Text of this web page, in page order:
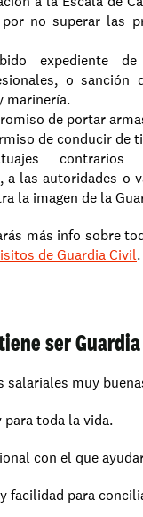
no superar las
expediente
o sanción
marinería.
de portar
de conducir de
a las autoridades o
la imagen de la
más info sobre
de Guardia Civil.
ser
salariales muy
para toda la vida.
con el que
facilidad para